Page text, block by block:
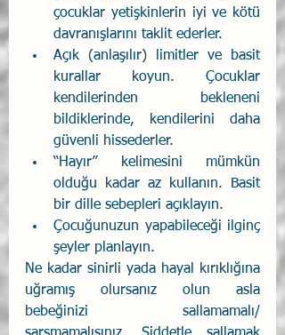
çocuklar yetişkinlerin iyi ve kötü
davranışlarını taklit ederler.
Açık (anlaşılır) limitler ve basit
kurallar koyun. Çocuklar
kendilerinden bekleneni
bildiklerinde, kendilerini daha
güvenli hissederler.
“Hayır” kelimesini mümkün
olduğu kadar az kullanın. Basit
bir dille sebepleri açıklayın.
Çocuğunuzun yapabileceği ilginç
şeyler planlayın.
Ne kadar sinirli yada hayal kırıklığına
uğramış olursanız olun asla
bebeğinizi sallamamalı/